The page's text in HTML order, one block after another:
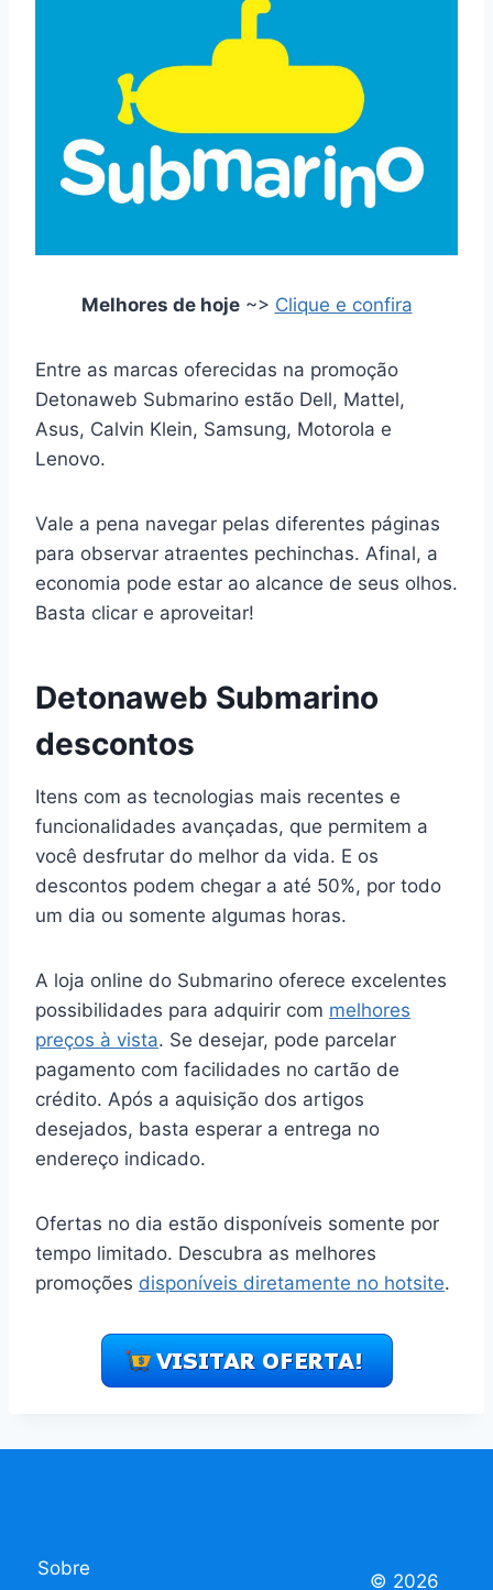
Melhores de hoje~> Clique e confira
Entre as marcas oferecidas na promoção
Detonaweb Submarino estão Dell, Mattel,
Asus, Calvin Klein, Samsung, Motorola e
Lenovo.
Vale a pena navegar pelas diferentes páginas
para observar atraentes pechinchas. Afinal, a
economia pode estar ao alcance de seus olhos.
Basta clicar e aproveitar!
Detonaweb Submarino
descontos
Itens com as tecnologias mais recentes e
funcionalidades avançadas, que permitem a
você desfrutar do melhor da vida. E os
descontos podem chegar a até 50%, por todo
um dia ou somente algumas horas.
A loja online do Submarino oferece excelentes
possibilidades para adquirir com melhores
preços à vista. Se desejar, pode parcelar
pagamento com facilidades no cartão de
crédito. Após a aquisição dos artigos
desejados, basta esperar a entrega no
endereço indicado.
Ofertas no dia estão disponíveis somente por
tempo limitado. Descubra as melhores
promoções disponíveis diretamente no hotsite.
Sobre
© 2026